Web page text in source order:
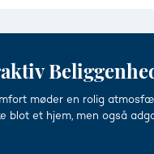
møder en rolig
blot et hjem, men også